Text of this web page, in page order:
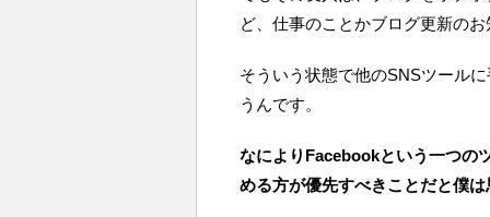
ど、仕事のことかブログ更新のお
そういう状態で他のSNSツール
うんです。
なによりFacebookという一つの
める方が優先すべきことだと僕は